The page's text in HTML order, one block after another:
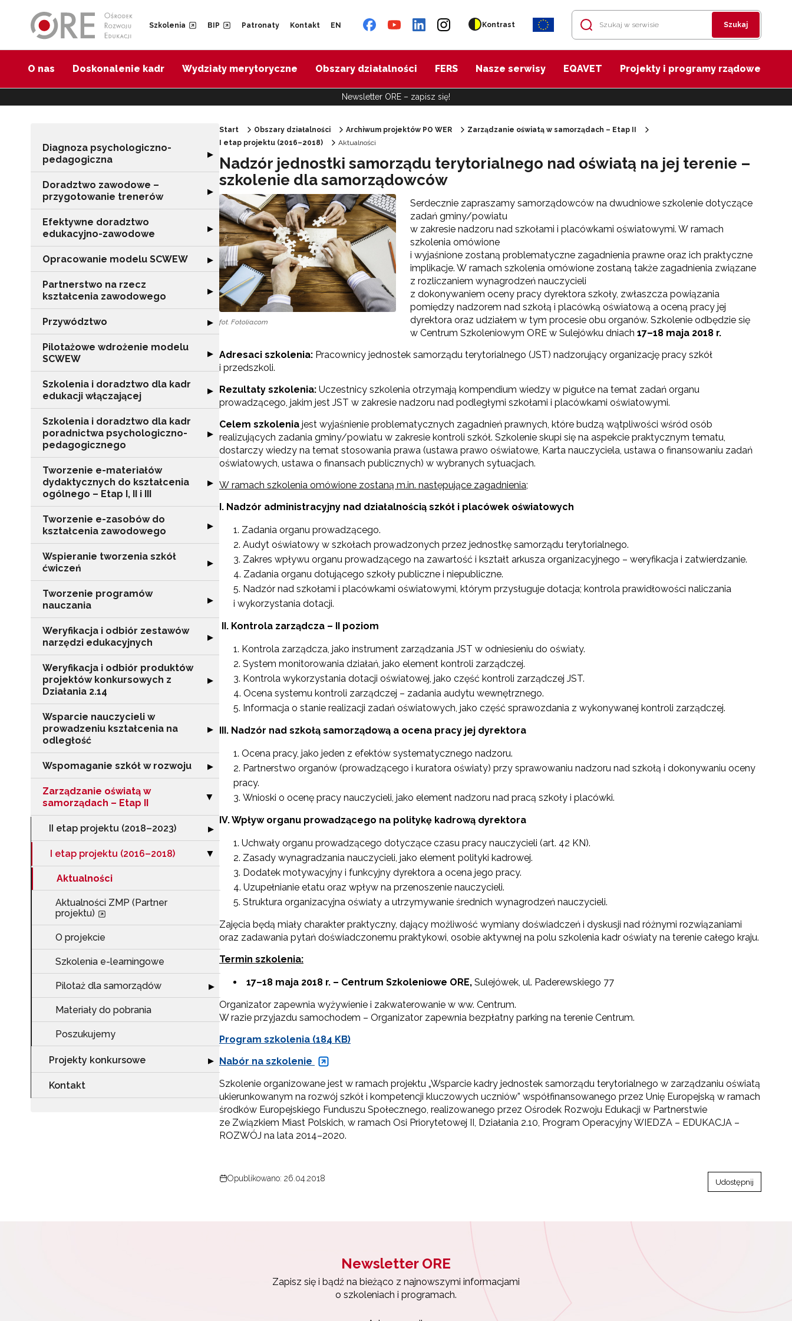
Szkolenia BIP Patronaty Kontakt EN Kontrast Szukaj
O nas Doskonalenie kadr Wydziały merytoryczne Obszary działalności FERS Nasze serwisy EQAVET Projekty i programy rządowe
Newsletter ORE – zapisz się!
Diagnoza psychologiczno-
pedagogiczna
Rozwiń sekcję "Diagnoza psychologiczno-pedagogiczna"
▶
Doradztwo zawodowe –
przygotowanie trenerów
Rozwiń sekcję "Doradztwo zawodowe – przygotowanie trenerów"
▶
Efektywne doradztwo
edukacyjno-zawodowe
Rozwiń sekcję "Efektywne doradztwo edukacyjno-zawodowe"
▶
Opracowanie modelu SCWEW Rozwiń sekcję "Opracowanie modelu SCWEW"
▶
Partnerstwo na rzecz
kształcenia zawodowego
Rozwiń sekcję "Partnerstwo na rzecz kształcenia zawodowego"
▶
Przywództwo Rozwiń sekcję "Przywództwo"
▶
Pilotażowe wdrożenie modelu
SCWEW
Rozwiń sekcję "Pilotażowe wdrożenie modelu SCWEW"
▶
Szkolenia i doradztwo dla kadr
edukacji włączającej
Rozwiń sekcję "Szkolenia i doradztwo dla kadr edukacji włączającej"
▶
Szkolenia i doradztwo dla kadr
poradnictwa psychologiczno-
pedagogicznego
Rozwiń sekcję "Szkolenia i doradztwo dla kadr poradnictwa psychologiczno-pedagogicznego"
▶
Tworzenie e-materiałów
dydaktycznych do kształcenia
ogólnego – Etap I, II i III
Rozwiń sekcję "Tworzenie e-materiałów dydaktycznych do kształcenia ogólnego – Etap I, II i III"
▶
Tworzenie e-zasobów do
kształcenia zawodowego
Rozwiń sekcję "Tworzenie e-zasobów do kształcenia zawodowego"
▶
Wspieranie tworzenia szkół
ćwiczeń
Rozwiń sekcję "Wspieranie tworzenia szkół ćwiczeń"
▶
Tworzenie programów
nauczania
Rozwiń sekcję "Tworzenie programów nauczania"
▶
Weryfikacja i odbiór zestawów
narzędzi edukacyjnych
Rozwiń sekcję "Weryfikacja i odbiór zestawów narzędzi edukacyjnych"
▶
Weryfikacja i odbiór produktów
projektów konkursowych z
Działania 2.14
Rozwiń sekcję "Weryfikacja i odbiór produktów projektów konkursowych z Działania 2.14"
▶
Wsparcie nauczycieli w
prowadzeniu kształcenia na
odległość
Rozwiń sekcję "Wsparcie nauczycieli w prowadzeniu kształcenia na odległość"
▶
Wspomaganie szkół w rozwoju Rozwiń sekcję "Wspomaganie szkół w rozwoju"
▶
Zarządzanie oświatą w
samorządach – Etap II
Zwiń sekcję "Zarządzanie oświatą w samorządach – Etap II"
▶
II etap projektu (2018–2023) Rozwiń sekcję "II etap projektu (2018–2023)"
▶
I etap projektu (2016–2018) Zwiń sekcję "I etap projektu (2016–2018)"
▶
Aktualności
Aktualności ZMP (Partner
projektu)
O projekcie
Szkolenia e-learningowe
Pilotaż dla samorządów Rozwiń sekcję "Pilotaż dla samorządów"
▶
Materiały do pobrania
Poszukujemy
Projekty konkursowe Rozwiń sekcję "Projekty konkursowe"
▶
Kontakt
Start Obszary działalności Archiwum projektów PO WER
Zarządzanie oświatą w samorządach – Etap II
I etap projektu (2016–2018)
Aktualności
Nadzór jednostki samorządu terytorialnego nad oświatą na jej terenie –
szkolenie dla samorządowców
fot. Fotolia.com
Serdecznie zapraszamy samorządowców na dwudniowe szkolenie dotyczące
zadań gminy/powiatu
w zakresie nadzoru nad szkołami i placówkami oświatowymi. W ramach
szkolenia omówione
i wyjaśnione zostaną problematyczne zagadnienia prawne oraz ich praktyczne
implikacje. W ramach szkolenia omówione zostaną także zagadnienia związane
z rozliczaniem wynagrodzeń nauczycieli
z dokonywaniem oceny pracy dyrektora szkoły, zwłaszcza powiązania
pomiędzy nadzorem nad szkołą i placówką oświatową a oceną pracy jej
dyrektora oraz udziałem w tym procesie obu organów. Szkolenie odbędzie się
w Centrum Szkoleniowym ORE w Sulejówku dniach 17–18 maja 2018 r.
Adresaci szkolenia: Pracownicy jednostek samorządu terytorialnego (JST) nadzorujący organizację pracy szkół
i przedszkoli.
Rezultaty szkolenia: Uczestnicy szkolenia otrzymają kompendium wiedzy w pigułce na temat zadań organu
prowadzącego, jakim jest JST w zakresie nadzoru nad podległymi szkołami i placówkami oświatowymi.
Celem szkolenia jest wyjaśnienie problematycznych zagadnień prawnych, które budzą wątpliwości wśród osób
realizujących zadania gminy/powiatu w zakresie kontroli szkół. Szkolenie skupi się na aspekcie praktycznym tematu,
dostarczy wiedzy na temat stosowania prawa (ustawa prawo oświatowe, Karta nauczyciela, ustawa o finansowaniu zadań
oświatowych, ustawa o finansach publicznych) w wybranych sytuacjach.
W ramach szkolenia omówione zostaną m.in. następujące zagadnienia;
I. Nadzór administracyjny nad działalnością szkół i placówek oświatowych
Zadania organu prowadzącego.
Audyt oświatowy w szkołach prowadzonych przez jednostkę samorządu terytorialnego.
Zakres wpływu organu prowadzącego na zawartość i kształt arkusza organizacyjnego – weryfikacja i zatwierdzanie.
Zadania organu dotującego szkoły publiczne i niepubliczne.
Nadzór nad szkołami i placówkami oświatowymi, którym przysługuje dotacja; kontrola prawidłowości naliczania
i wykorzystania dotacji.
II. Kontrola zarządcza – II poziom
Kontrola zarządcza, jako instrument zarządzania JST w odniesieniu do oświaty.
System monitorowania działań, jako element kontroli zarządczej.
Kontrola wykorzystania dotacji oświatowej, jako część kontroli zarządczej JST.
Ocena systemu kontroli zarządczej – zadania audytu wewnętrznego.
Informacja o stanie realizacji zadań oświatowych, jako część sprawozdania z wykonywanej kontroli zarządczej.
III. Nadzór nad szkołą samorządową a ocena pracy jej dyrektora
Ocena pracy, jako jeden z efektów systematycznego nadzoru.
Partnerstwo organów (prowadzącego i kuratora oświaty) przy sprawowaniu nadzoru nad szkołą i dokonywaniu oceny
pracy.
Wnioski o ocenę pracy nauczycieli, jako element nadzoru nad pracą szkoły i placówki.
IV. Wpływ organu prowadzącego na politykę kadrową dyrektora
Uchwały organu prowadzącego dotyczące czasu pracy nauczycieli (art. 42 KN).
Zasady wynagradzania nauczycieli, jako element polityki kadrowej.
Dodatek motywacyjny i funkcyjny dyrektora a ocena jego pracy.
Uzupełnianie etatu oraz wpływ na przenoszenie nauczycieli.
Struktura organizacyjna oświaty a utrzymywanie średnich wynagrodzeń nauczycieli.
Zajęcia będą miały charakter praktyczny, dający możliwość wymiany doświadczeń i dyskusji nad różnymi rozwiązaniami
oraz zadawania pytań doświadczonemu praktykowi, osobie aktywnej na polu szkolenia kadr oświaty na terenie całego kraju.
Termin szkolenia:
17–18 maja 2018 r. – Centrum Szkoleniowe ORE, Sulejówek, ul. Paderewskiego 77
Organizator zapewnia wyżywienie i zakwaterowanie w ww. Centrum.
W razie przyjazdu samochodem – Organizator zapewnia bezpłatny parking na terenie Centrum.
Program szkolenia (184 KB)
Nabór na szkolenie
Szkolenie organizowane jest w ramach projektu „Wsparcie kadry jednostek samorządu terytorialnego w zarządzaniu oświatą
ukierunkowanym na rozwój szkół i kompetencji kluczowych uczniów” współfinansowanego przez Unię Europejską w ramach
środków Europejskiego Funduszu Społecznego, realizowanego przez Ośrodek Rozwoju Edukacji w Partnerstwie
ze Związkiem Miast Polskich, w ramach Osi Priorytetowej II, Działania 2.10, Program Operacyjny WIEDZA – EDUKACJA –
ROZWÓJ na lata 2014–2020.
Opublikowano: 26.04.2018 Udostępnij
Newsletter ORE
Zapisz się i bądź na bieżąco z najnowszymi informacjami
o szkoleniach i programach.